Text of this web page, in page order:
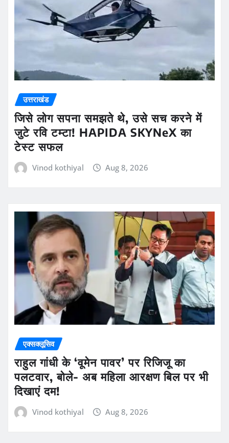
उत्तराखंड
जिसे लोग सपना समझते थे, उसे सच करने में
जुटे रवि टम्टा! HAPIDA SKYNeX का
टेस्ट सफल
Vinod kothiyal Aug 8, 2026
एक्सक्लूसिव
राहुल गांधी के ‘वूमेन पावर’ पर रिजिजू का
पलटवार, बोले- अब महिला आरक्षण बिल पर भी
दिखाएं दम!
Vinod kothiyal Aug 8, 2026